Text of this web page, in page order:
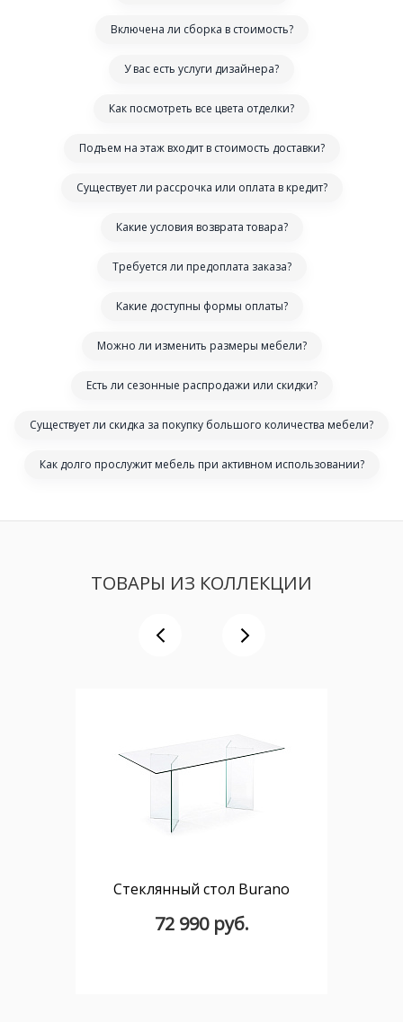
Включена ли сборка в стоимость?
У вас есть услуги дизайнера?
Как посмотреть все цвета отделки?
Подъем на этаж входит в стоимость доставки?
Существует ли рассрочка или оплата в кредит?
Какие условия возврата товара?
Требуется ли предоплата заказа?
Какие доступны формы оплаты?
Можно ли изменить размеры мебели?
Есть ли сезонные распродажи или скидки?
Существует ли скидка за покупку большого количества мебели?
Как долго прослужит мебель при активном использовании?
ТОВАРЫ ИЗ КОЛЛЕКЦИИ
Стеклянный стол Burano
72 990 руб.